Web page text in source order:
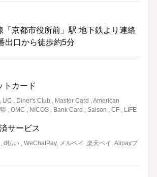
「京都市役所前」駅 地下鉄より連絡
出口から徒歩約5分
トカード
UC , Diner's Club , Master Card , American
, OMC , NICOS , Bank Card , Saison , CF , LIFE
サービス
d払い , WeChatPay, メルペイ ,楽天ペイ, Alipayプ